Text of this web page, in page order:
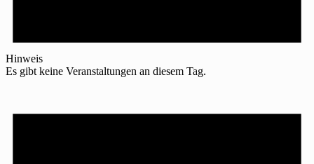
Hinweis
Es gibt keine Veranstaltungen an diesem Tag.